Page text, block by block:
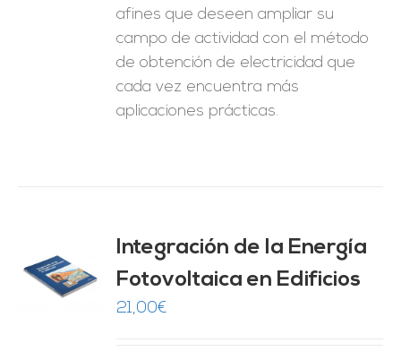
afines que deseen ampliar su
campo de actividad con el método
de obtención de electricidad que
cada vez encuentra más
aplicaciones prácticas.
Integración de la Energía
Fotovoltaica en Edificios
21,00€